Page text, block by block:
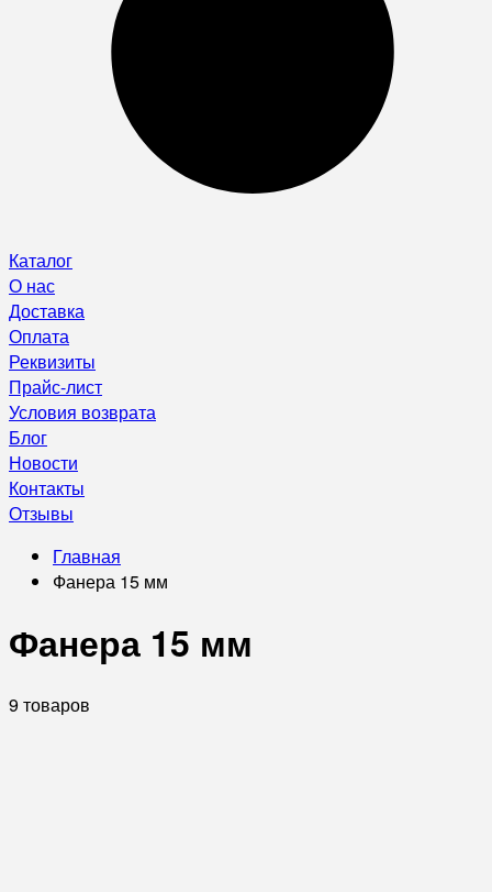
Каталог
О нас
Доставка
Оплата
Реквизиты
Прайс-лист
Условия возврата
Блог
Новости
Контакты
Отзывы
Главная
Фанера 15 мм
Фанера 15 мм
9 товаров